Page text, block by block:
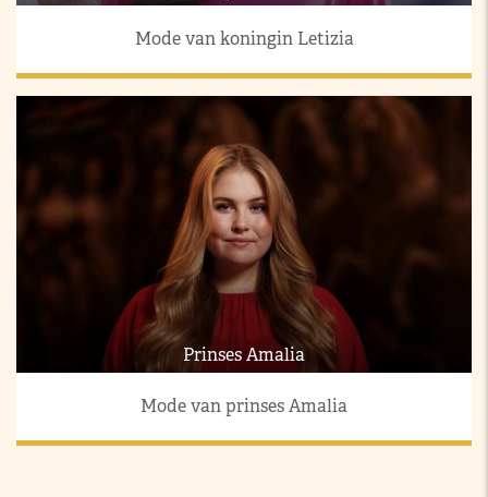
Mode van koningin Letizia
Prinses Amalia
Mode van prinses Amalia